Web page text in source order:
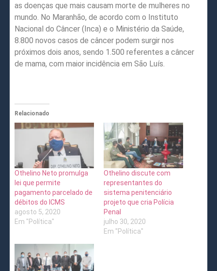
as doenças que mais causam morte de mulheres no
mundo. No Maranhão, de acordo com o Instituto
Nacional do Câncer (Inca) e o Ministério da Saúde,
8.800 novos casos de câncer podem surgir nos
próximos dois anos, sendo 1.500 referentes a câncer
de mama, com maior incidência em São Luís.
Relacionado
Othelino Neto promulga
lei que permite
pagamento parcelado de
débitos do ICMS
agosto 5, 2020
Em "Política"
Othelino discute com
representantes do
sistema penitenciário
projeto que cria Polícia
Penal
julho 30, 2020
Em "Política"